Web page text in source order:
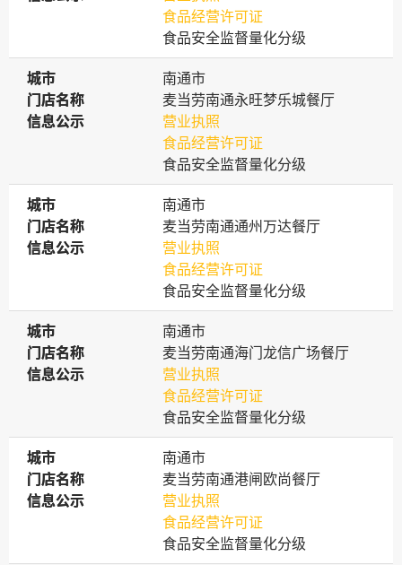
食品经营许可证
食品安全监督量化分级
城市
城市
南通市
门店名称
门店名称
麦当劳南通永旺梦乐城餐厅
信息公示
信息公示
营业执照
食品经营许可证
食品安全监督量化分级
城市
城市
南通市
门店名称
门店名称
麦当劳南通通州万达餐厅
信息公示
信息公示
营业执照
食品经营许可证
食品安全监督量化分级
城市
城市
南通市
门店名称
门店名称
麦当劳南通海门龙信广场餐厅
信息公示
信息公示
营业执照
食品经营许可证
食品安全监督量化分级
城市
城市
南通市
门店名称
门店名称
麦当劳南通港闸欧尚餐厅
信息公示
信息公示
营业执照
食品经营许可证
食品安全监督量化分级